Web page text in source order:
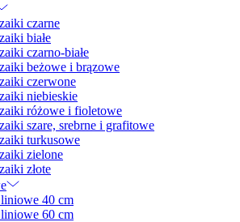
czarne
białe
czarno-białe
beżowe i brązowe
czerwone
niebieskie
różowe i fioletowe
szare, srebrne i grafitowe
turkusowe
zielone
złote
40 cm
60 cm